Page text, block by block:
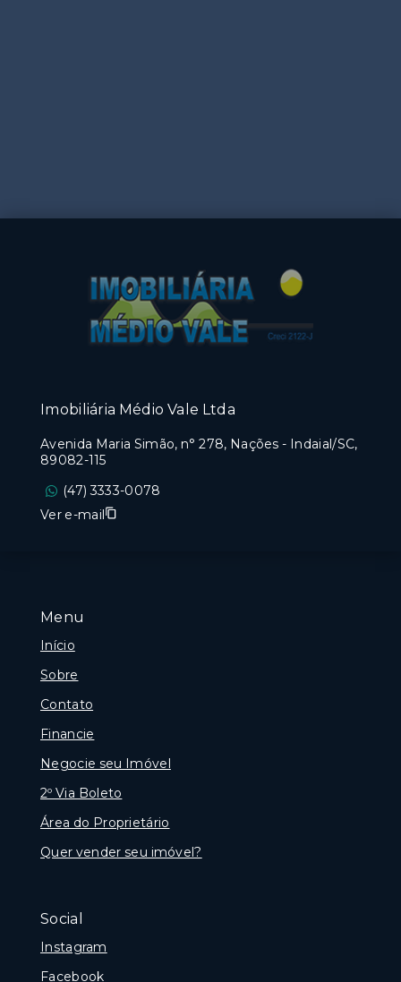
Menu
Início
Sobre
Contato
Financie
Negocie seu Imóvel
2º Via Boleto
Área do Proprietário
Quer vender seu imóvel?
Social
Instagram
Facebook
Imobiliária Médio Vale Ltda
Avenida Maria Simão, n° 278, Nações - Indaial/SC,
89082-115
(47) 3333-0078
Ver e-mail